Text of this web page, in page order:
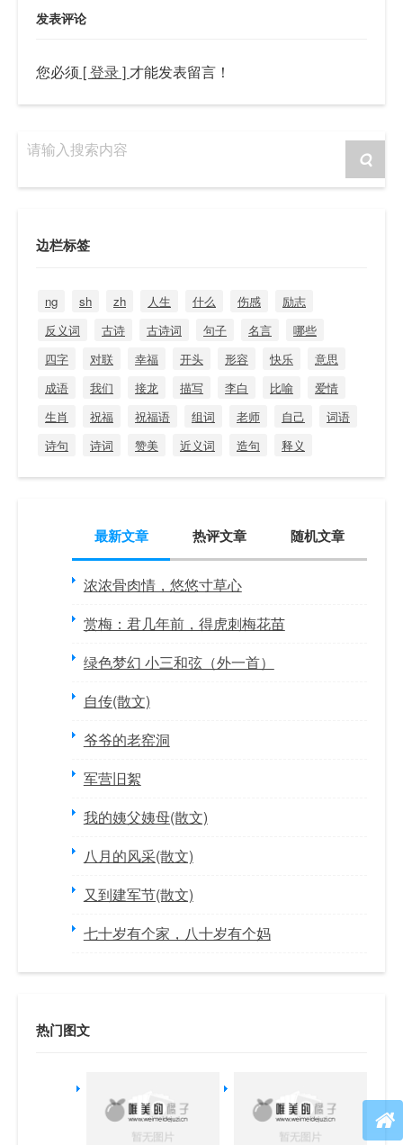
发表评论
您必须 [ 登录 ] 才能发表留言！
请输入搜索内容
边栏标签
ng sh zh 人生 什么 伤感
励志
反义词
古诗 古诗词 句子 名言
哪些
四字
对联 幸福 开头 形容 快乐
意思
成语
我们 接龙 描写 李白 比喻
爱情
生肖
祝福 祝福语 组词 老师 自己
词语
诗句
诗词 赞美 近义词 造句 释义
最新文章 热评文章 随机文章
浓浓骨肉情，悠悠寸草心
赏梅：君几年前，得虎刺梅花苗
绿色梦幻 小三和弦（外一首）
自传(散文)
爷爷的老窑洞
军营旧絮
我的姨父姨母(散文)
八月的风采(散文)
又到建军节(散文)
七十岁有个家，八十岁有个妈
热门图文